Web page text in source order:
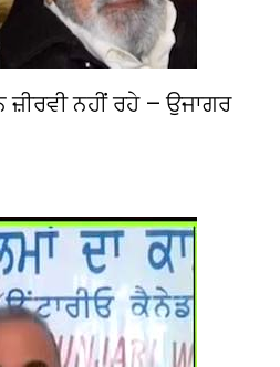
ਨਹੀਂ ਰਹੇ — ਉਜਾਗਰ